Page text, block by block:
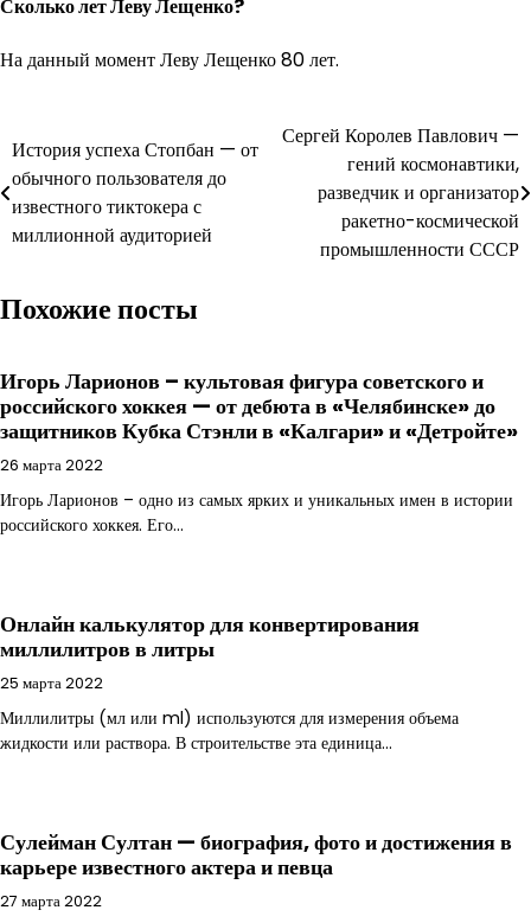
Сколько лет Леву Лещенко?
На данный момент Леву Лещенко 80 лет.
Навигация
по
записям
История успеха Стопбан — от
обычного пользователя до
известного тиктокера с
миллионной аудиторией
Сергей Королев Павлович —
гений космонавтики,
разведчик и организатор
ракетно-космической
промышленности СССР
Похожие посты
Игорь Ларионов – культовая фигура советского и
российского хоккея — от дебюта в «Челябинске» до
защитников Кубка Стэнли в «Калгари» и «Детройте»
26 марта 2022
Игорь Ларионов – одно из самых ярких и уникальных имен в истории
российского хоккея. Его…
Онлайн калькулятор для конвертирования
миллилитров в литры
25 марта 2022
Миллилитры (мл или ml) используются для измерения объема
жидкости или раствора. В строительстве эта единица…
Сулейман Султан — биография, фото и достижения в
карьере известного актера и певца
27 марта 2022